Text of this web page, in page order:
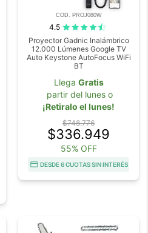
COD. PROJ080W
4.5
Proyector Gadnic Inalámbrico
12.000 Lúmenes Google TV
Auto Keystone AutoFocus WiFi
BT
Llega Gratis
partir del lunes o
¡Retiralo el lunes!
$748.776
$336.949
55% OFF
DESDE 6 CUOTAS SIN INTERÉS